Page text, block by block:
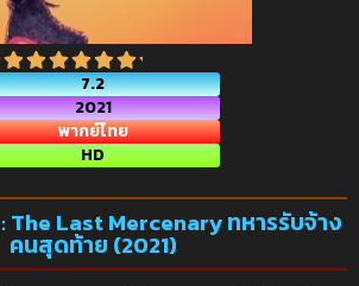
7.2
2021
พากย์ไทย
HD
Last Mercenary ทหารรับจ้าง
คนสุดท้าย (2021)